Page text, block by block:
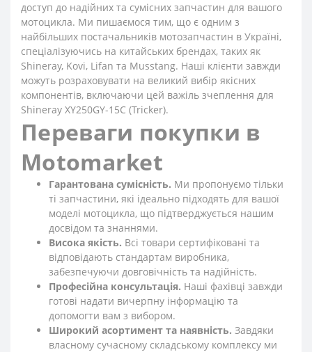
доступ до надійних та сумісних запчастин для вашого
мотоцикла. Ми пишаємося тим, що є одним з
найбільших постачальників мотозапчастин в Україні,
спеціалізуючись на китайських брендах, таких як
Shineray, Kovi, Lifan та Musstang. Наші клієнти завжди
можуть розраховувати на великий вибір якісних
компонентів, включаючи цей важіль зчеплення для
Shineray XY250GY-15С (Tricker).
Переваги покупки в
Motomarket
Гарантована сумісність. Ми пропонуємо тільки
ті запчастини, які ідеально підходять для вашої
моделі мотоцикла, що підтверджується нашим
досвідом та знаннями.
Висока якість. Всі товари сертифіковані та
відповідають стандартам виробника,
забезпечуючи довговічність та надійність.
Професійна консультація. Наші фахівці завжди
готові надати вичерпну інформацію та
допомогти вам з вибором.
Широкий асортимент та наявність. Завдяки
власному сучасному складському комплексу ми